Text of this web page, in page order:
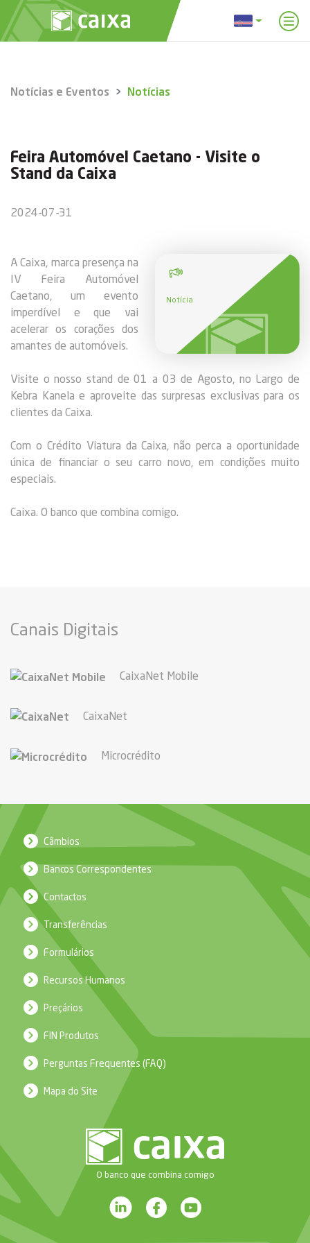
Notícias e Eventos Notícias
Feira Automóvel Caetano - Visite o
Stand da Caixa
2024-07-31
Notícia
A Caixa, marca presença na
IV Feira Automóvel
Caetano, um evento
imperdível e que vai
acelerar os corações dos
amantes de automóveis.
Visite o nosso stand de 01 a 03 de Agosto, no Largo de
Kebra Kanela e aproveite das surpresas exclusivas para os
clientes da Caixa.
Com o Crédito Viatura da Caixa, não perca a oportunidade
única de financiar o seu carro novo, em condições muito
especiais.
Caixa. O banco que combina comigo.
Canais Digitais
CaixaNet Mobile
CaixaNet
Microcrédito
O banco que combina comigo
Câmbios
Bancos Correspondentes
Contactos
Transferências
Formulários
Recursos Humanos
Preçários
FIN Produtos
Perguntas Frequentes (FAQ)
Mapa do Site